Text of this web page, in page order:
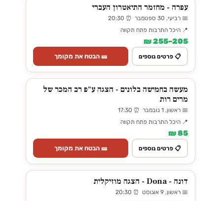
עפרה - מחזמר התיאטרון העברי
📅 רביעי, 30 ספטמבר ⏰ 20:30
📍 היכל התרבות פתח תקווה
205–255 ₪
📋 פרטים נוספים 🎫 הבטח את מקומך
מעשה בחמישה בלונים - הצגה ע"פ רב המכר של
מרים רות
📅 ראשון, 1 נובמבר ⏰ 17:30
📍 היכל התרבות פתח תקווה
85 ₪
📋 פרטים נוספים 🎫 הבטח את מקומך
דונה - Dona - הצגה מוזיקלית
📅 ראשון, 9 אוגוסט ⏰ 20:30